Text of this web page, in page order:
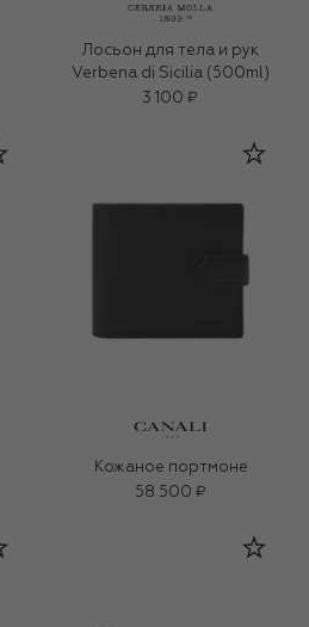
Лосьон для тела и рук
Verbena di Sicilia (500ml)
3 100 ₽
Кожаное портмоне
58 500 ₽